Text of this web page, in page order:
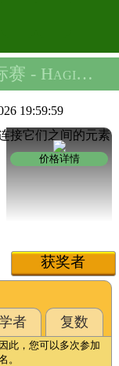
赛 - Hagibis Airpods 套件
19:59:59
价格详情
获奖者
者 复数
此，您可以多次参加
。